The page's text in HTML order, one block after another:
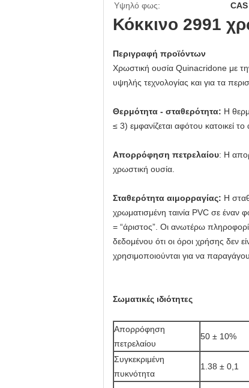
Υψηλό φως:
Κόκκινο 2991
Περιγραφή προϊόντων
Χρωστική ουσία Quinacridone με
υψηλής τεχνολογίας και για τα
Θερμότητα - σταθερότητα: Η
≤ 3) εμφανίζεται αφότου κατοικεί
Απορρόφηση πετρελαίου: Η
χρωστική ουσία.
Σταθερότητα αιμορραγίας: Η
χρωματισμένη ταινία PVC σε έναν
= “άριστος”. Οι ανωτέρω
δεδομένου ότι οι όροι χρήσης δεν
χρησιμοποιούνται για να
Σωματικές ιδιότητες
Απορρόφηση
πετρελαίου
50 ± 10%
Συγκεκριμένη
πυκνότητα
1.38 ± 0,1